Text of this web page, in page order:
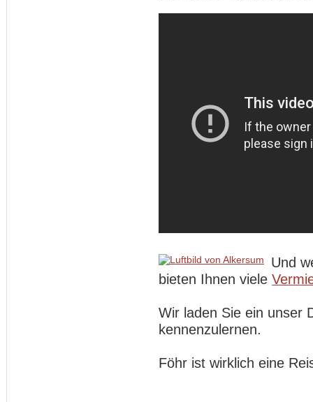
Und
bieten Ihnen viele
Wir laden Sie ein unser
kennenzulernen.
Föhr ist wirklich eine